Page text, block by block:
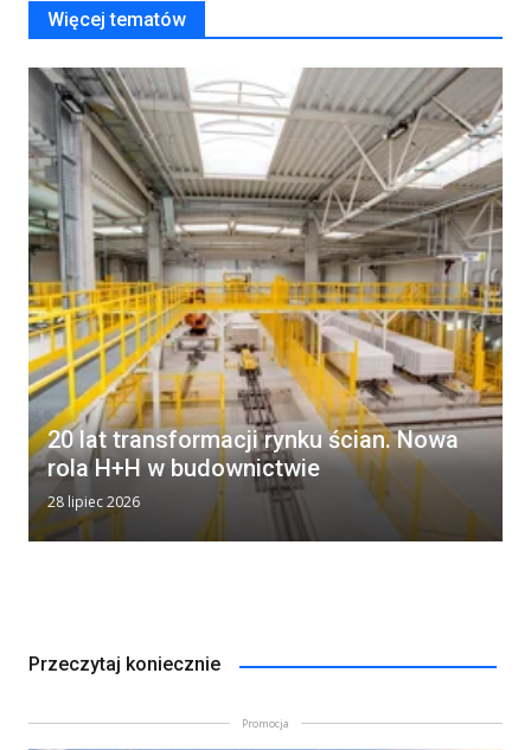
Więcej tematów
20 lat transformacji rynku ścian. Nowa
rola H+H w budownictwie
28 lipiec 2026
Przeczytaj koniecznie
Promocja